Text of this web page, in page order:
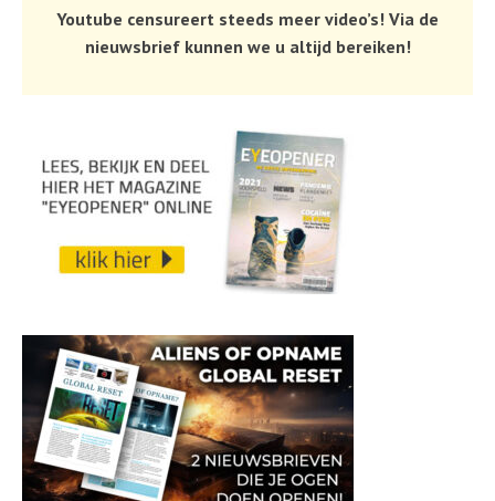
Youtube censureert steeds meer video’s! Via de
nieuwsbrief kunnen we u altijd bereiken!